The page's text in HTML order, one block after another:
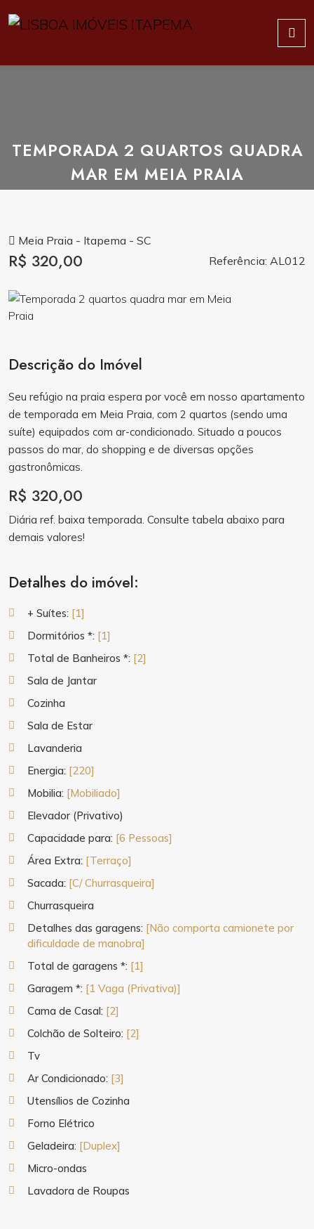
TEMPORADA 2 QUARTOS QUADRA
MAR EM MEIA PRAIA
Meia Praia - Itapema - SC
R$ 320,00 Referência: AL012
Descrição do Imóvel
Seu refúgio na praia espera por você em nosso apartamento
de temporada em Meia Praia, com 2 quartos (sendo uma
suíte) equipados com ar-condicionado. Situado a poucos
passos do mar, do shopping e de diversas opções
gastronômicas.
R$ 320,00
Diária ref. baixa temporada. Consulte tabela abaixo para
demais valores!
Detalhes do imóvel:
+ Suítes: [1]
Dormitórios *: [1]
Total de Banheiros *: [2]
Sala de Jantar
Cozinha
Sala de Estar
Lavanderia
Energia: [220]
Mobilia: [Mobiliado]
Elevador (Privativo)
Capacidade para: [6 Pessoas]
Área Extra: [Terraço]
Sacada: [C/ Churrasqueira]
Churrasqueira
Detalhes das garagens: [Não comporta camionete por
dificuldade de manobra]
Total de garagens *: [1]
Garagem *: [1 Vaga (Privativa)]
Cama de Casal: [2]
Colchão de Solteiro: [2]
Tv
Ar Condicionado: [3]
Utensílios de Cozinha
Forno Elétrico
Geladeira: [Duplex]
Micro-ondas
Lavadora de Roupas